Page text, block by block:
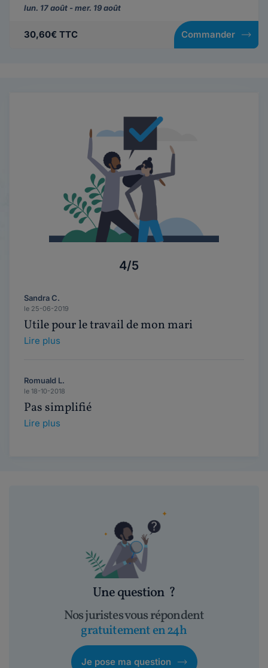
lun. 17 août - mer. 19 août
30,60€ TTC Commander
4/5
Sandra C.
le 25-06-2019
Utile pour le travail de mon mari
Lire plus
Romuald L.
le 18-10-2018
Pas simplifié
Lire plus
Une question ?
Nos juristes vous répondent
gratuitement en 24h
Je pose ma question